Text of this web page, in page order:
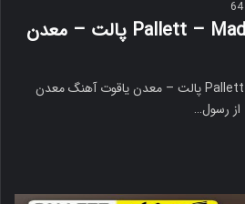
64
دانلود Pallett – Madane Yaghout پالت – معدن
دانلود Pallett – Madane Yaghout پالت – معدن یاقوت آهنگ معدن
از رسول…